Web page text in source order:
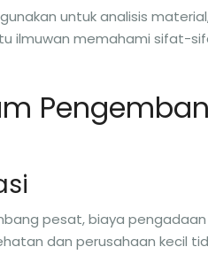
untuk analisis
ilmuwan memahami sifat-
pesat, biaya
dan perusahaan kecil